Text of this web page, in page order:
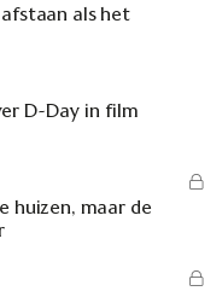
als het
D-Day in film
huizen, maar de